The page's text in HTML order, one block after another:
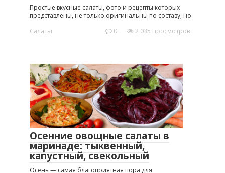
Простые вкусные салаты, фото и рецепты которых
представлены, не только оригинальны по составу, но
Салаты 0 2 035 просмотров
Осенние овощные салаты в
маринаде: тыквенный,
капустный, свекольный
Осень — самая благоприятная пора для